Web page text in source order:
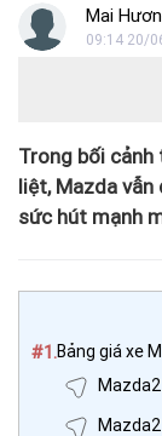
Mai
09:14 20/
Trong bối
liệt, Mazda
sức hút mạnh
#1.Bảng giá xe
Mazda2